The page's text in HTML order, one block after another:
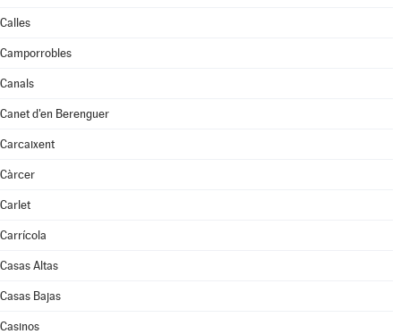
Calles
Camporrobles
Canals
Canet d'en Berenguer
Carcaixent
Càrcer
Carlet
Carrícola
Casas Altas
Casas Bajas
Casinos